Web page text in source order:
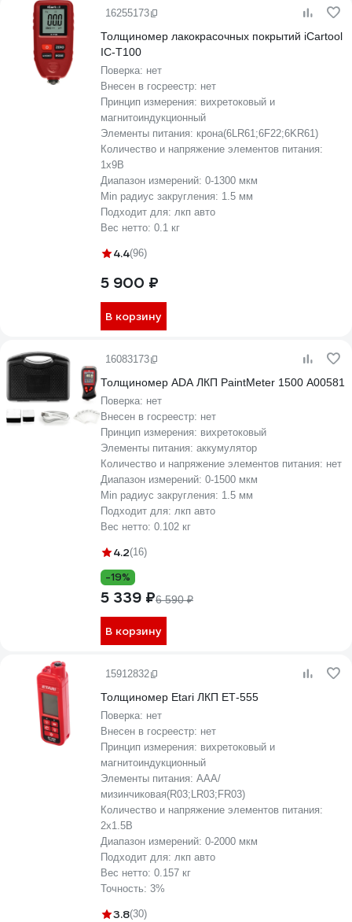
16255173
Толщиномер лакокрасочных покрытий iCartool
IC-T100
Поверка: нет
Внесен в госреестр: нет
Принцип измерения: вихретоковый и
магнитоиндукционный
Элементы питания: крона(6LR61;6F22;6KR61)
Количество и напряжение элементов питания:
1х9B
Диапазон измерений: 0-1300 мкм
Min радиус закругления: 1.5 мм
Подходит для: лкп авто
Вес нетто: 0.1 кг
4.4(96)
5 900 ₽
В корзину
16083173
Толщиномер ADA ЛКП PaintMeter 1500 А00581
Поверка: нет
Внесен в госреестр: нет
Принцип измерения: вихретоковый
Элементы питания: аккумулятор
Количество и напряжение элементов питания: нет
Диапазон измерений: 0-1500 мкм
Min радиус закругления: 1.5 мм
Подходит для: лкп авто
Вес нетто: 0.102 кг
4.2(16)
-19%
5 339 ₽6 590 ₽
В корзину
15912832
Толщиномер Etari ЛКП ЕТ-555
Поверка: нет
Внесен в госреестр: нет
Принцип измерения: вихретоковый и
магнитоиндукционный
Элементы питания: AAA/
мизинчиковая(R03;LR03;FR03)
Количество и напряжение элементов питания:
2х1.5B
Диапазон измерений: 0-2000 мкм
Подходит для: лкп авто
Вес нетто: 0.157 кг
Точность: 3%
3.8(30)